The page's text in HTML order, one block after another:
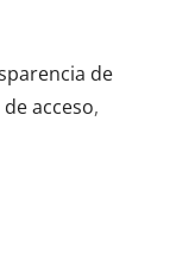
de
acceso,